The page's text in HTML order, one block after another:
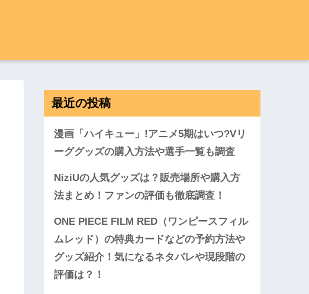
最近の投稿
漫画「ハイキュー」!アニメ5期はいつ?Vリ
ーググッズの購入方法や選手一覧も調査
NiziUの人気グッズは？販売場所や購入方
法まとめ！ファンの評価も徹底調査！
ONE PIECE FILM RED（ワンピースフィル
ムレッド）の特典カードなどの予約方法や
グッズ紹介！気になるネタバレや現段階の
評価は？！